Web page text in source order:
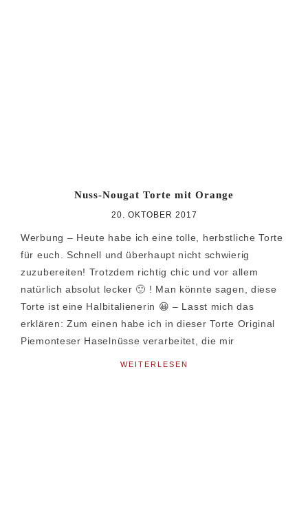
Nuss-Nougat Torte mit Orange
20. OKTOBER 2017
Werbung – Heute habe ich eine tolle, herbstliche Torte
für euch. Schnell und überhaupt nicht schwierig
zuzubereiten! Trotzdem richtig chic und vor allem
natürlich absolut lecker 🙂 ! Man könnte sagen, diese
Torte ist eine Halbitalienerin 😀 – Lasst mich das
erklären: Zum einen habe ich in dieser Torte Original
Piemonteser Haselnüsse verarbeitet, die mir
WEITERLESEN